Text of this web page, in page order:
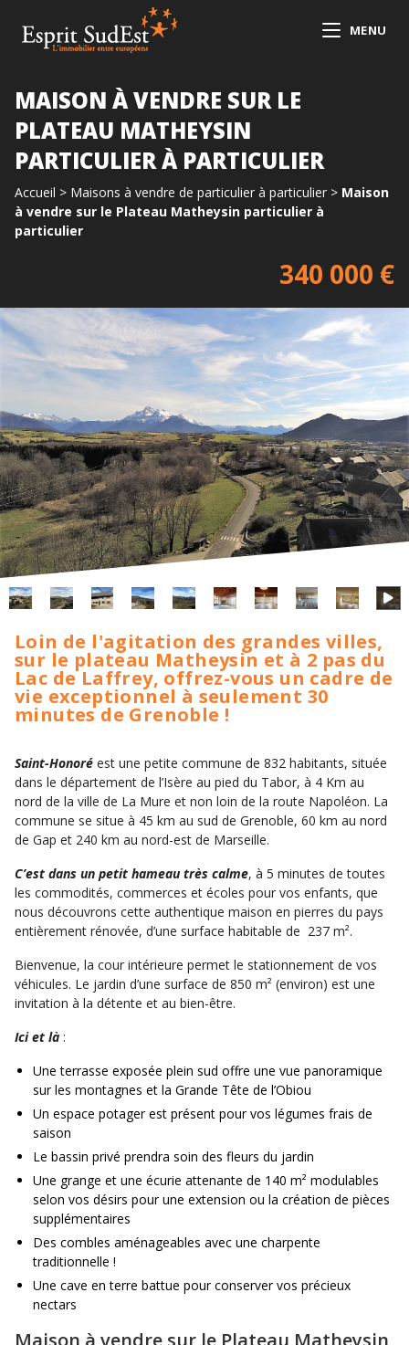
MENU
MAISON À VENDRE SUR LE
PLATEAU MATHEYSIN
PARTICULIER À PARTICULIER
Accueil > Maisons à vendre de particulier à particulier > Maison
à vendre sur le Plateau Matheysin particulier à
particulier
340 000 €
Loin de l'agitation des grandes villes,
sur le plateau Matheysin et à 2 pas du
Lac de Laffrey, offrez-vous un cadre de
vie exceptionnel à seulement 30
minutes de Grenoble !
Saint-Honoré est une petite commune de 832 habitants, située
dans le département de l’Isère au pied du Tabor, à 4 Km au
nord de la ville de La Mure et non loin de la route Napoléon. La
commune se situe à 45 km au sud de Grenoble, 60 km au nord
de Gap et 240 km au nord-est de Marseille.
C’est dans un petit hameau très calme, à 5 minutes de toutes
les commodités, commerces et écoles pour vos enfants, que
nous découvrons cette authentique maison en pierres du pays
entièrement rénovée, d’une surface habitable de 237 m².
Bienvenue, la cour intérieure permet le stationnement de vos
véhicules. Le jardin d’une surface de 850 m² (environ) est une
invitation à la détente et au bien-être.
Ici et là :
Une terrasse exposée plein sud offre une vue panoramique
sur les montagnes et la Grande Tête de l’Obiou
Un espace potager est présent pour vos légumes frais de
saison
Le bassin privé prendra soin des fleurs du jardin
Une grange et une écurie attenante de 140 m² modulables
selon vos désirs pour une extension ou la création de pièces
supplémentaires
Des combles aménageables avec une charpente
traditionnelle !
Une cave en terre battue pour conserver vos précieux
nectars